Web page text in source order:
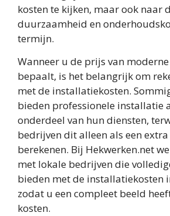
kosten te kijken, maar ook naar
duurzaamheid en
termijn.
Wanneer u de prijs van
bepaalt, is het belangrijk om
met de installatiekosten.
bieden professionele installatie
onderdeel van hun diensten,
bedrijven dit alleen als een
berekenen. Bij Hekwerken.net
met lokale bedrijven die
bieden met de installatiekosten
zodat u een compleet beeld
kosten.